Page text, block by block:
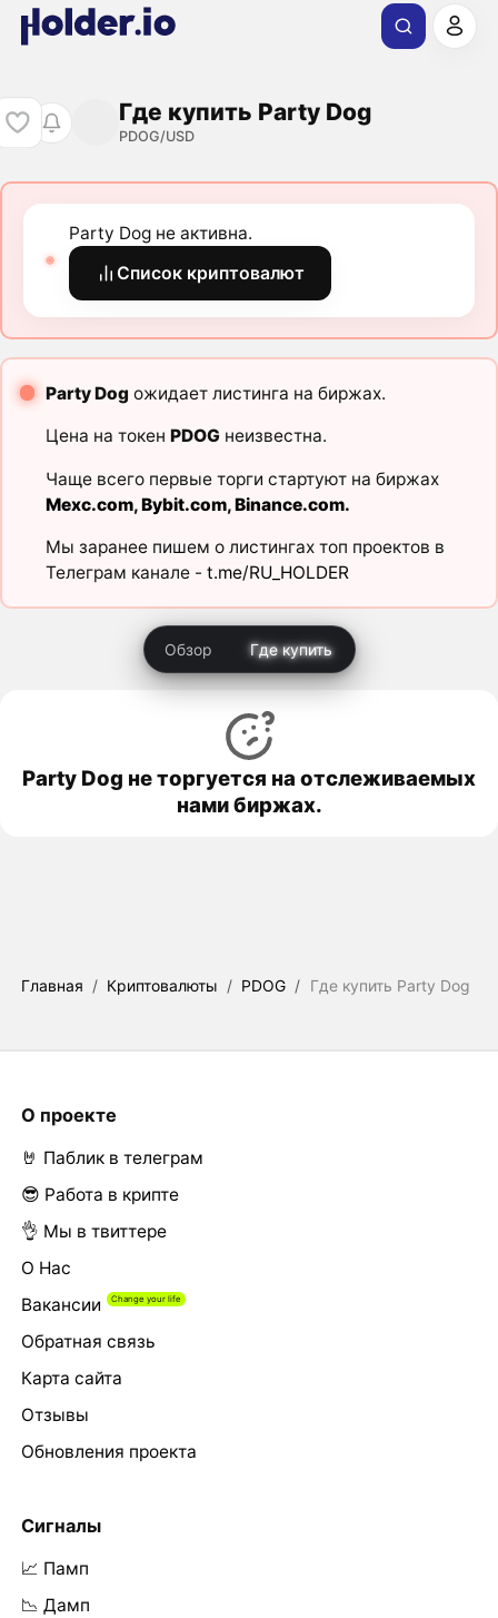
Где купить Party Dog
PDOG/USD
Party Dog не активна.
Список криптовалют
Party Dog ожидает листинга на биржах.
Цена на токен PDOGнеизвестна.
Чаще всего первые торги стартуют на биржах
Mexc.com,Bybit.com,Binance.com.
Мы заранее пишем о листингах топ проектов в
Телеграм канале - t.me/RU_HOLDER
Обзор Где купить
Party Dog не торгуется на отслеживаемых
нами биржах.
Главная / Криптовалюты / PDOG / Где купить Party Dog
О проекте
🤘 Паблик в телеграм
😎 Работа в крипте
👌 Мы в твиттере
О Нас
Вакансии
Обратная связь
Карта сайта
Отзывы
Обновления проекта
Сигналы
📈 Памп
📉 Дамп